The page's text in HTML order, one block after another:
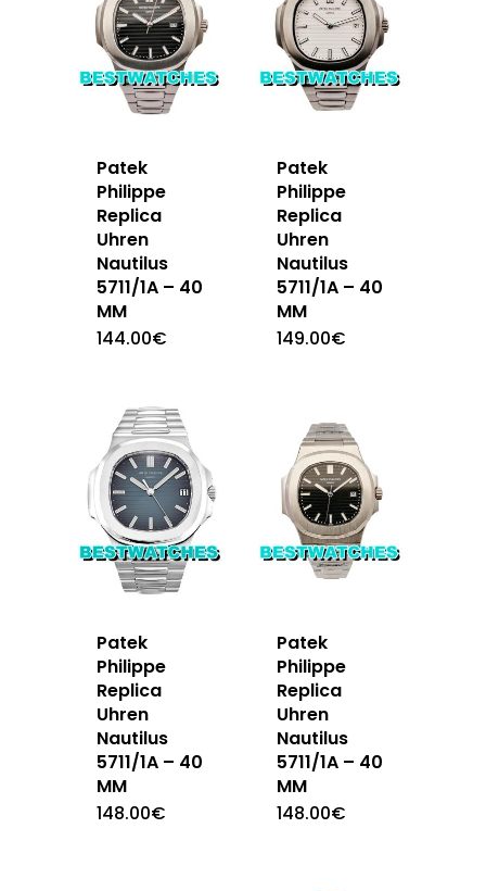
Patek
Philippe
Replica
Uhren
Nautilus
5711/1A – 40
MM
144.00€
Patek
Philippe
Replica
Uhren
Nautilus
5711/1A – 40
MM
149.00€
Patek
Philippe
Replica
Uhren
Nautilus
5711/1A – 40
MM
148.00€
Patek
Philippe
Replica
Uhren
Nautilus
5711/1A – 40
MM
148.00€